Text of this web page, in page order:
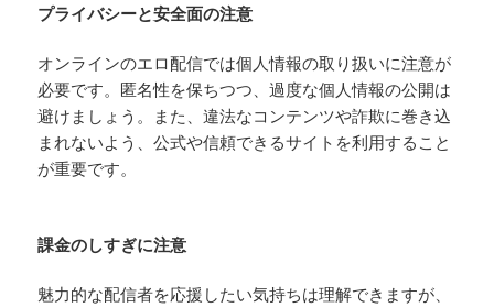
プライバシーと安全面の注意
オンラインのエロ配信では個人情報の取り扱いに注意が
必要です。匿名性を保ちつつ、過度な個人情報の公開は
避けましょう。また、違法なコンテンツや詐欺に巻き込
まれないよう、公式や信頼できるサイトを利用すること
が重要です。
課金のしすぎに注意
魅力的な配信者を応援したい気持ちは理解できますが、